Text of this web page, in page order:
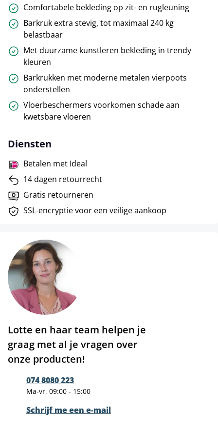
Comfortabele bekleding op zit- en rugleuning
Barkruk extra stevig, tot maximaal 240 kg
belastbaar
Met duurzame kunstleren bekleding in trendy
kleuren
Barkrukken met moderne metalen vierpoots
onderstellen
Vloerbeschermers voorkomen schade aan
kwetsbare vloeren
Diensten
Betalen met Ideal
14 dagen retourrecht
Gratis retourneren
SSL-encryptie voor een veilige aankoop
Lotte en haar team helpen je
graag met al je vragen over
onze producten!
074 8080 223
Ma-vr, 09:00 - 15:00
Schrijf me een e-mail